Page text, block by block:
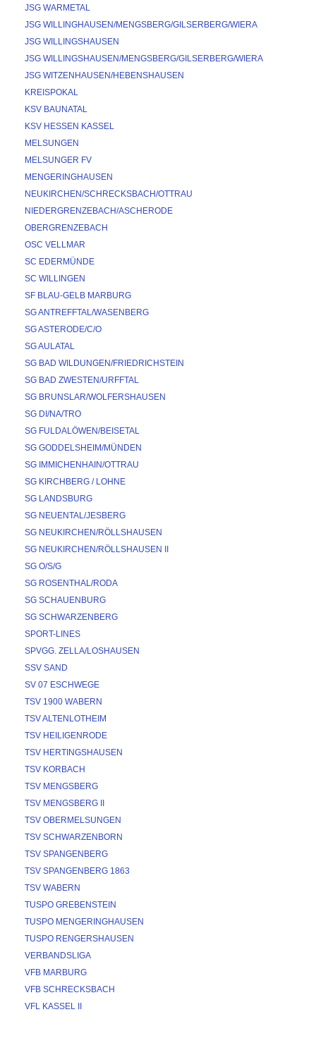
JSG WARMETAL
JSG WILLINGHAUSEN/MENGSBERG/GILSERBERG/WIERA
JSG WILLINGSHAUSEN
JSG WILLINGSHAUSEN/MENGSBERG/GILSERBERG/WIERA
JSG WITZENHAUSEN/HEBENSHAUSEN
KREISPOKAL
KSV BAUNATAL
KSV HESSEN KASSEL
MELSUNGEN
MELSUNGER FV
MENGERINGHAUSEN
NEUKIRCHEN/SCHRECKSBACH/OTTRAU
NIEDERGRENZEBACH/ASCHERODE
OBERGRENZEBACH
OSC VELLMAR
SC EDERMÜNDE
SC WILLINGEN
SF BLAU-GELB MARBURG
SG ANTREFFTAL/WASENBERG
SG ASTERODE/C/O
SG AULATAL
SG BAD WILDUNGEN/FRIEDRICHSTEIN
SG BAD ZWESTEN/URFFTAL
SG BRUNSLAR/WOLFERSHAUSEN
SG DI/NA/TRO
SG FULDALÖWEN/BEISETAL
SG GODDELSHEIM/MÜNDEN
SG IMMICHENHAIN/OTTRAU
SG KIRCHBERG / LOHNE
SG LANDSBURG
SG NEUENTAL/JESBERG
SG NEUKIRCHEN/RÖLLSHAUSEN
SG NEUKIRCHEN/RÖLLSHAUSEN II
SG O/S/G
SG ROSENTHAL/RODA
SG SCHAUENBURG
SG SCHWARZENBERG
SPORT-LINES
SPVGG. ZELLA/LOSHAUSEN
SSV SAND
SV 07 ESCHWEGE
TSV 1900 WABERN
TSV ALTENLOTHEIM
TSV HEILIGENRODE
TSV HERTINGSHAUSEN
TSV KORBACH
TSV MENGSBERG
TSV MENGSBERG II
TSV OBERMELSUNGEN
TSV SCHWARZENBORN
TSV SPANGENBERG
TSV SPANGENBERG 1863
TSV WABERN
TUSPO GREBENSTEIN
TUSPO MENGERINGHAUSEN
TUSPO RENGERSHAUSEN
VERBANDSLIGA
VFB MARBURG
VFB SCHRECKSBACH
VFL KASSEL II